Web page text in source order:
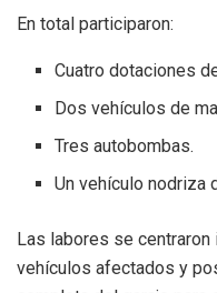
En total participaron:
Cuatro dotaciones
Dos vehículos de
Tres autobombas.
Un vehículo nodriza
Las labores se
vehículos afectados y